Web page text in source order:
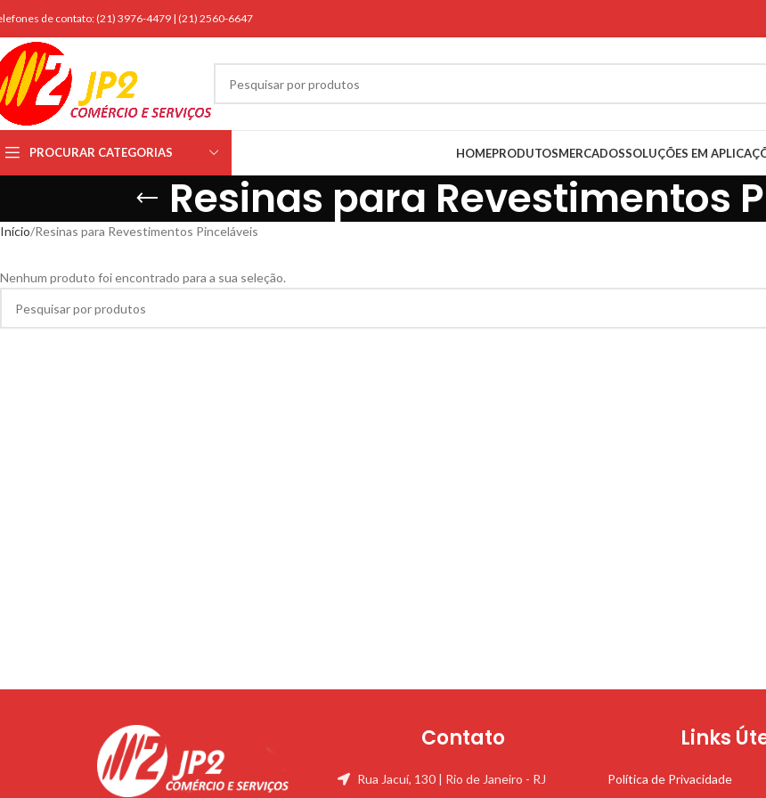
de contato: (21) 3976-4479 | (21) 2560-6647
PROCURAR CATEGORIAS HOMEPRODUTOSMERCADOSSOLUÇÕES EM
Resinas para Revestimentos
Início Resinas para Revestimentos Pinceláveis
Nenhum produto foi encontrado para a sua seleção.
Contato
Rua Jacuí, 130 | Rio de Janeiro - RJ
Links
Política de Privacidade